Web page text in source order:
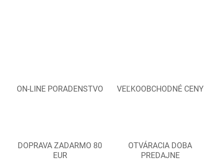
ON-LINE PORADENSTVO VEĽKOOBCHODNÉ CENY
DOPRAVA ZADARMO 80
EUR
OTVÁRACIA DOBA
PREDAJNE